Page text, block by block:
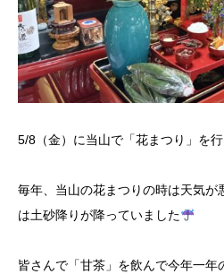
5/8（金）に当山で「花まつり」を行
毎年、当山の花まつりの時は天気が
は土砂降りが降っていました
皆さんで「甘茶」を飲んで今年一年